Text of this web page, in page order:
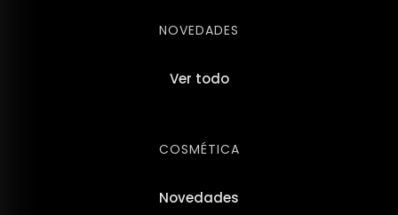
NOVEDADES
Ver todo
COSMÉTICA
Novedades